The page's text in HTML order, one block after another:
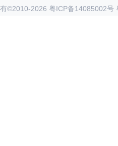
©2010-2026 粤ICP备14085002号